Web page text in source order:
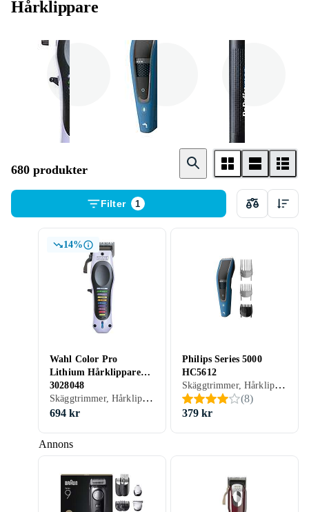
Hårklippare
BaByliss
680 produkter
Filter 1
Annons
14%
Wahl Color Pro
Lithium Hårklippare
3028048
Skäggtrimmer, Hårklippare, Batteridrift, Sax, Stöd för snabbladdning, Hårkam ingår
694 kr
Philips Series 5000
HC5612
Skäggtrimmer, Hårklippare, Batteridrift, Gummerad greppyta, Vattentålig, Multitrimmer, Vattentät, Självslipande blad, Oljefri underhåll
(8)
379 kr